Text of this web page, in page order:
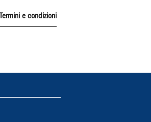
Termini e condizioni